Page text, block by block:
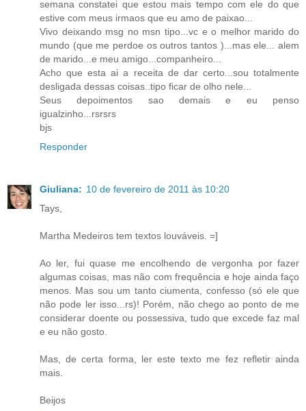
semana constatei que estou mais tempo com ele do que
estive com meus irmaos que eu amo de paixao...
Vivo deixando msg no msn tipo...vc e o melhor marido do
mundo (que me perdoe os outros tantos )...mas ele... alem
de marido...e meu amigo...companheiro...
Acho que esta ai a receita de dar certo...sou totalmente
desligada dessas coisas..tipo ficar de olho nele...
Seus depoimentos sao demais e eu penso
igualzinho...rsrsrs
bjs
Responder
Giuliana: 10 de fevereiro de 2011 às 10:20
Tays,
Martha Medeiros tem textos louváveis. =]
Ao ler, fui quase me encolhendo de vergonha por fazer
algumas coisas, mas não com frequência e hoje ainda faço
menos. Mas sou um tanto ciumenta, confesso (só ele que
não pode ler isso...rs)! Porém, não chego ao ponto de me
considerar doente ou possessiva, tudo que excede faz mal
e eu não gosto.
Mas, de certa forma, ler este texto me fez refletir ainda
mais.
Beijos